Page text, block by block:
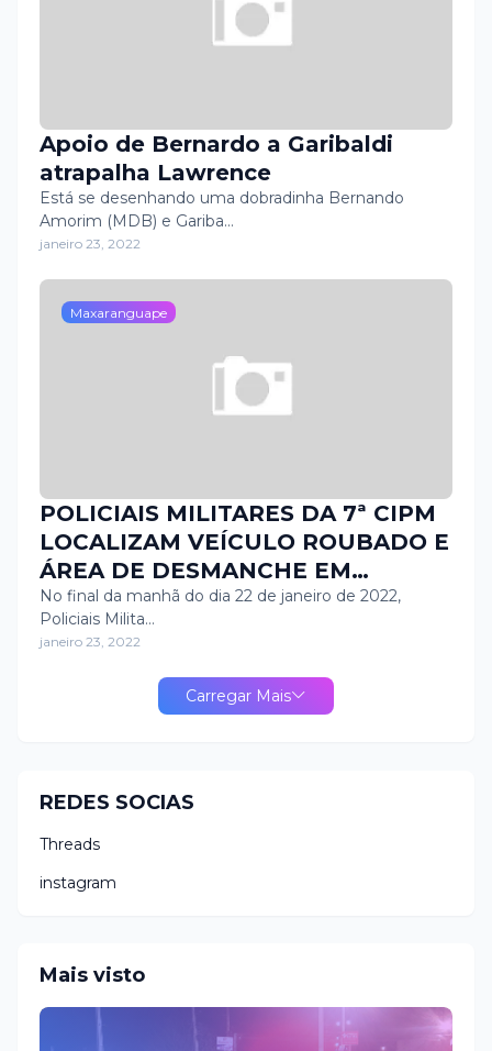
Apoio de Bernardo a Garibaldi
atrapalha Lawrence
Está se desenhando uma dobradinha Bernando
Amorim (MDB) e Gariba…
janeiro 23, 2022
Maxaranguape
POLICIAIS MILITARES DA 7ª CIPM
LOCALIZAM VEÍCULO ROUBADO E
ÁREA DE DESMANCHE EM
MAXARANGUAPE
No final da manhã do dia 22 de janeiro de 2022,
Policiais Milita…
janeiro 23, 2022
Carregar Mais
REDES SOCIAS
Threads
instagram
Mais visto